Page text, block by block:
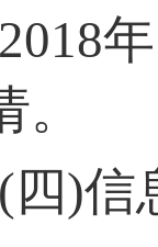
2018
。
(四)信